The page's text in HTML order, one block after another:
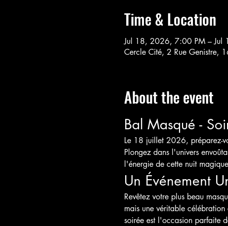
Time & Location
Jul 18, 2026, 7:00 PM –
Cercle Cité, 2 Rue Genistre,
About the event
Bal Masqué -
Le 18 juillet 2026, préparez-
Plongez dans l'univers
l'énergie de cette nuit
Un Événement
Revêtez votre plus beau
mais une véritable
soirée est l'occasion parfaite